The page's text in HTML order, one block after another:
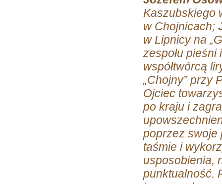
Kaszubskiego
w Chojnicach;
w Lipnicy na
zespołu pieśni
współtwórcą
„Chojny” przy
Ojciec
po kraju i
poprzez swoje
taśmie i
usposobienia,
punktualność.